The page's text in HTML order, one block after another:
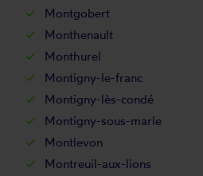
Montgobert
Monthenault
Monthurel
Montigny-le-franc
Montigny-lès-condé
Montigny-sous-marle
Montlevon
Montreuil-aux-lions